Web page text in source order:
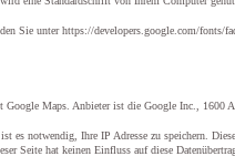
Sie unter https://developers.google.com/fonts/
Google Maps. Anbieter ist die Google Inc.,
es notwendig, Ihre IP Adresse zu speichern.
Seite hat keinen Einfluss auf diese